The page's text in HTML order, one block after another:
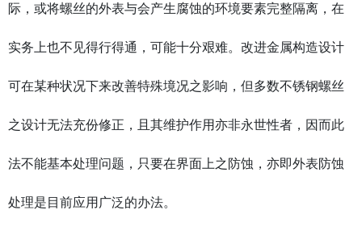
际，或将螺丝的外表与会产生腐蚀的环境要素完整隔离，在
实务上也不见得行得通，可能十分艰难。改进金属构造设计
可在某种状况下来改善特殊境况之影响，但多数不锈钢螺丝
之设计无法充份修正，且其维护作用亦非永世性者，因而此
法不能基本处理问题，只要在界面上之防蚀，亦即外表防蚀
处理是目前应用广泛的办法。